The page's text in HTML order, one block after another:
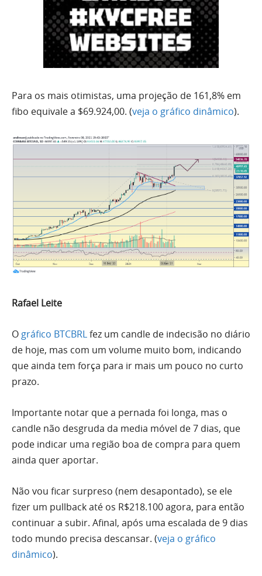
Para os mais otimistas, uma projeção de 161,8% em
fibo equivale a $69.924,00. (veja o gráfico dinâmico).
Rafael Leite
O gráfico BTCBRLfez um candle de indecisão no diário
de hoje, mas com um volume muito bom, indicando
que ainda tem força para ir mais um pouco no curto
prazo.
Importante notar que a pernada foi longa, mas o
candle não desgruda da media móvel de 7 dias, que
pode indicar uma região boa de compra para quem
ainda quer aportar.
Não vou ficar surpreso (nem desapontado), se ele
fizer um pullback até os R$218.100 agora, para então
continuar a subir. Afinal, após uma escalada de 9 dias
todo mundo precisa descansar. (veja o gráfico
dinâmico).